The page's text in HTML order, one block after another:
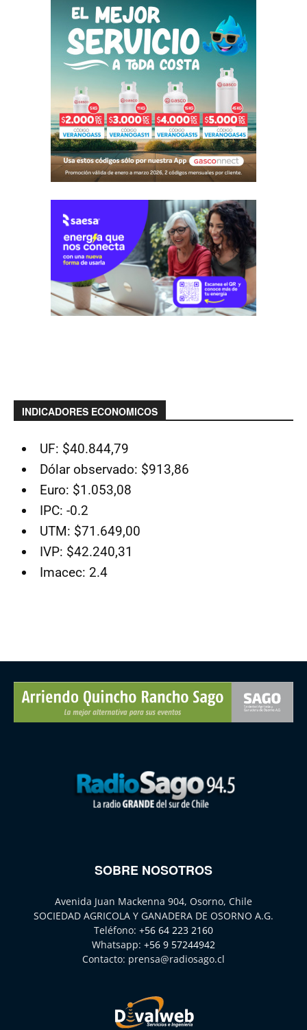
INDICADORES ECONOMICOS
UF: $40.844,79
Dólar observado: $913,86
Euro: $1.053,08
IPC: -0.2
UTM: $71.649,00
IVP: $42.240,31
Imacec: 2.4
SOBRE NOSOTROS
Avenida Juan Mackenna 904, Osorno, Chile
SOCIEDAD AGRICOLA Y GANADERA DE OSORNO A.G.
Teléfono: +56 64 223 2160
Whatsapp: +56 9 57244942
Contacto: prensa@radiosago.cl